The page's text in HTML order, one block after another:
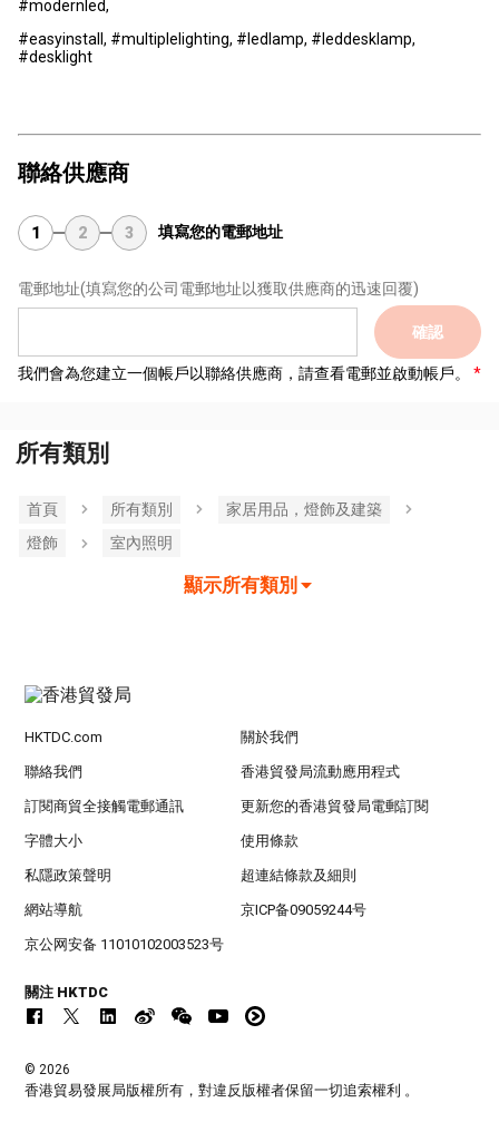
#modernled,
#easyinstall, #multiplelighting, #ledlamp, #leddesklamp,
#desklight
聯絡供應商
1 2 3 填寫您的電郵地址
電郵地址(填寫您的公司電郵地址以獲取供應商的迅速回覆)
確認
我們會為您建立一個帳戶以聯絡供應商，請查看電郵並啟動帳戶。
所有類別
首頁 所有類別
家居用品，燈飾及建築
燈飾
室內照明
顯示所有類別
HKTDC.com 關於我們
聯絡我們 香港貿發局流動應用程式
訂閱商貿全接觸電郵通訊 更新您的香港貿發局電郵訂閱
字體大小 使用條款
私隱政策聲明 超連結條款及細則
網站導航 京ICP备09059244号
京公网安备 11010102003523号
關注 HKTDC
© 2026
香港貿易發展局版權所有，對違反版權者保留一切追索權利 。